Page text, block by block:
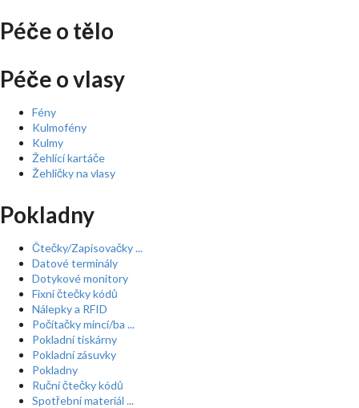
Péče o tělo
Péče o vlasy
Fény
Kulmofény
Kulmy
Žehlící kartáče
Žehličky na vlasy
Pokladny
Čtečky/Zapisovačky ...
Datové terminály
Dotykové monitory
Fixní čtečky kódů
Nálepky a RFID
Počítačky mincí/ba ...
Pokladní tiskárny
Pokladní zásuvky
Pokladny
Ruční čtečky kódů
Spotřební materiál ...